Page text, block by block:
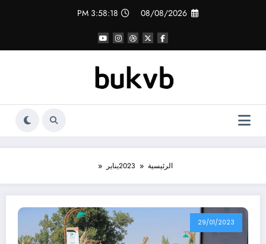
08/08/2026
3:58:20 PM
الرئيسية 2023يناير
29/01/2023